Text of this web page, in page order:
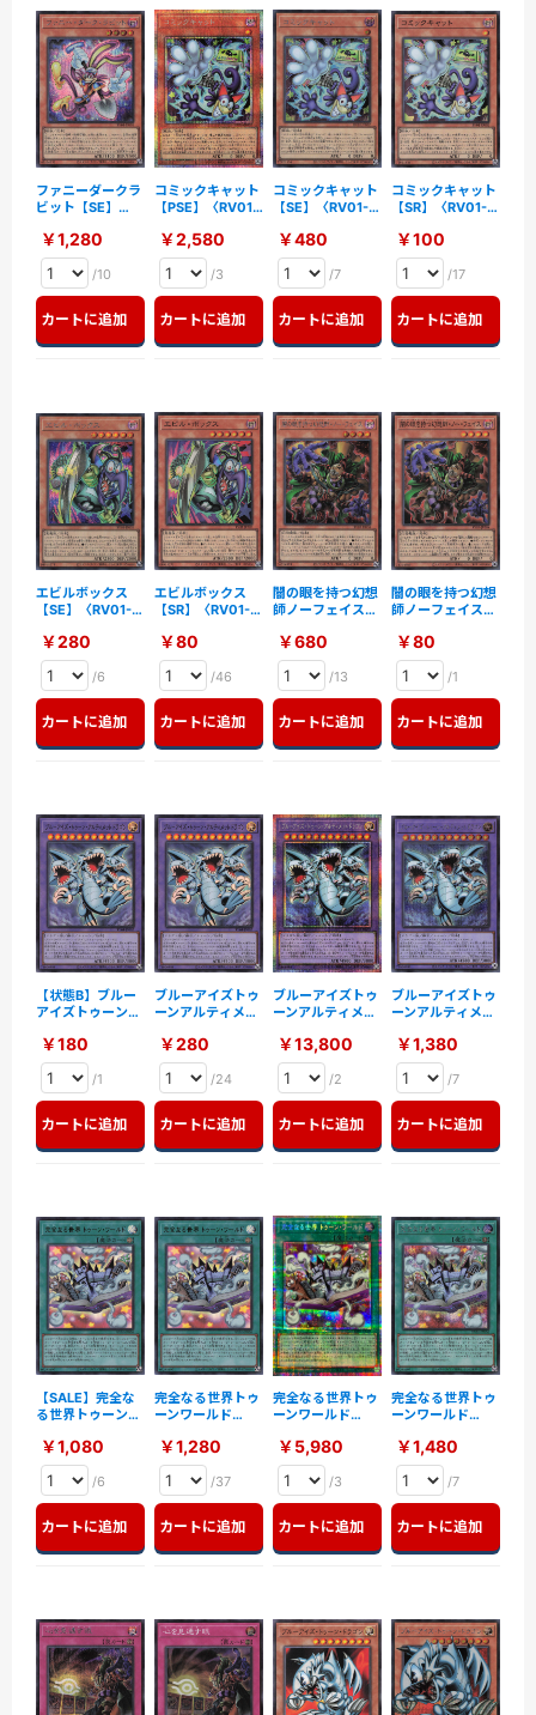
ファニーダークラ
ビット【SE】
￥1,280
/10
カートに追加
コミックキャット
【PSE】〈RV01-
￥2,580
/3
カートに追加
コミックキャット
【SE】〈RV01-
￥480
/7
カートに追加
コミックキャット
【SR】〈RV01-
￥100
/17
カートに追加
エビルボックス
【SE】〈RV01-
￥280
/6
カートに追加
エビルボックス
【SR】〈RV01-
￥80
/46
カートに追加
闇の眼を持つ幻想
師ノーフェイス
JP004〉
￥680
/13
カートに追加
闇の眼を持つ幻想
師ノーフェイス
JP004〉
￥80
/1
カートに追加
【状態B】ブルー
アイズトゥーンア
ゴン【UR】
〈RV01-JP005〉
￥180
/1
カートに追加
ブルーアイズトゥ
ーンアルティメッ
【UR】〈RV01-
JP005〉
￥280
/24
カートに追加
ブルーアイズトゥ
ーンアルティメッ
【PSE】〈RV01-
JP005〉
￥13,800
/2
カートに追加
ブルーアイズトゥ
ーンアルティメッ
〈RV01-JP005〉
￥1,380
/7
カートに追加
【SALE】完全な
る世界トゥーンワ
〈RV01-JP006〉
￥1,080
/6
カートに追加
完全なる世界トゥ
ーンワールド
JP006〉
￥1,280
/37
カートに追加
完全なる世界トゥ
ーンワールド
JP006〉
￥5,980
/3
カートに追加
完全なる世界トゥ
ーンワールド
JP006〉
￥1,480
/7
カートに追加